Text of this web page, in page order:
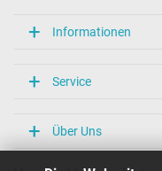
Informationen
Service
Über Uns